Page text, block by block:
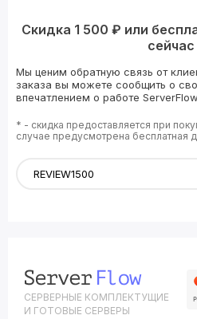
Скидка 1 500 ₽ или
сейчас
Мы ценим обратную связь от
заказа вы можете сообщить о
впечатлением о работе
* - скидка предоставляется при
случае предусмотрена бесплатная
СЕРВЕРНЫЕ КОМПЛЕКТУЩИЕ
И ГОТОВЫЕ СЕРВЕРЫ